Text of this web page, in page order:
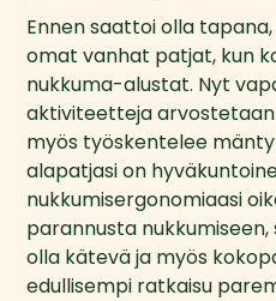
Ennen saattoi olla
omat vanhat patjat, kun
nukkuma-alustat. Nyt
aktiviteetteja
myös työskentelee
alapatjasi on
nukkumisergonomiaasi
parannusta
olla kätevä ja myös
edullisempi ratkaisu